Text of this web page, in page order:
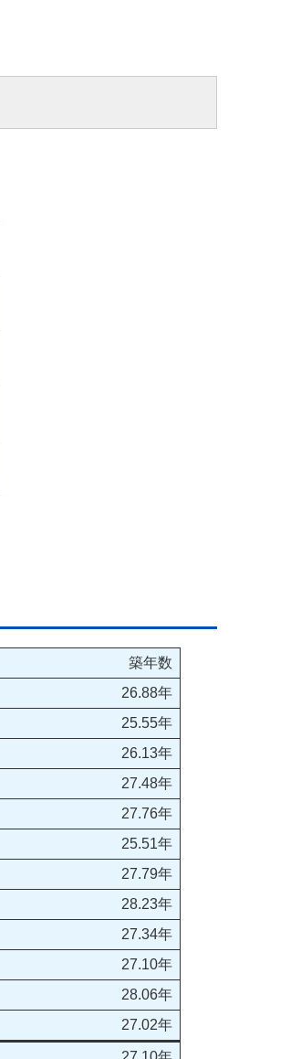
築年数
26.88年
25.55年
26.13年
27.48年
27.76年
25.51年
27.79年
28.23年
27.34年
27.10年
28.06年
27.02年